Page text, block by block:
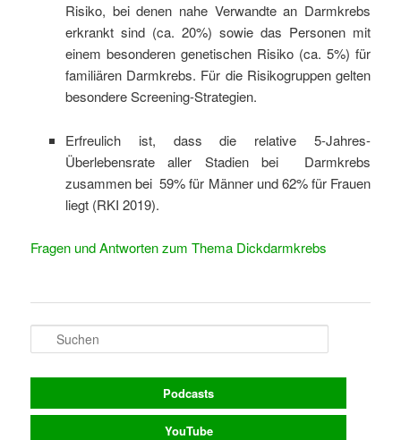
Risiko, bei denen nahe Verwandte an Darmkrebs
erkrankt sind (ca. 20%) sowie das Personen mit
einem besonderen genetischen Risiko (ca. 5%) für
familiären Darmkrebs. Für die Risikogruppen gelten
besondere Screening-Strategien.
Erfreulich ist, dass die relative 5-Jahres-
Überlebensrate aller Stadien bei Darmkrebs
zusammen bei 59% für Männer und 62% für Frauen
liegt (RKI 2019).
Fragen und Antworten zum Thema Dickdarmkrebs
Suchen
Podcasts
YouTube